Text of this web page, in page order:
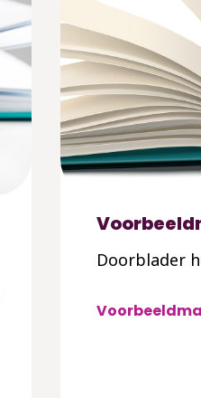
Doorblader